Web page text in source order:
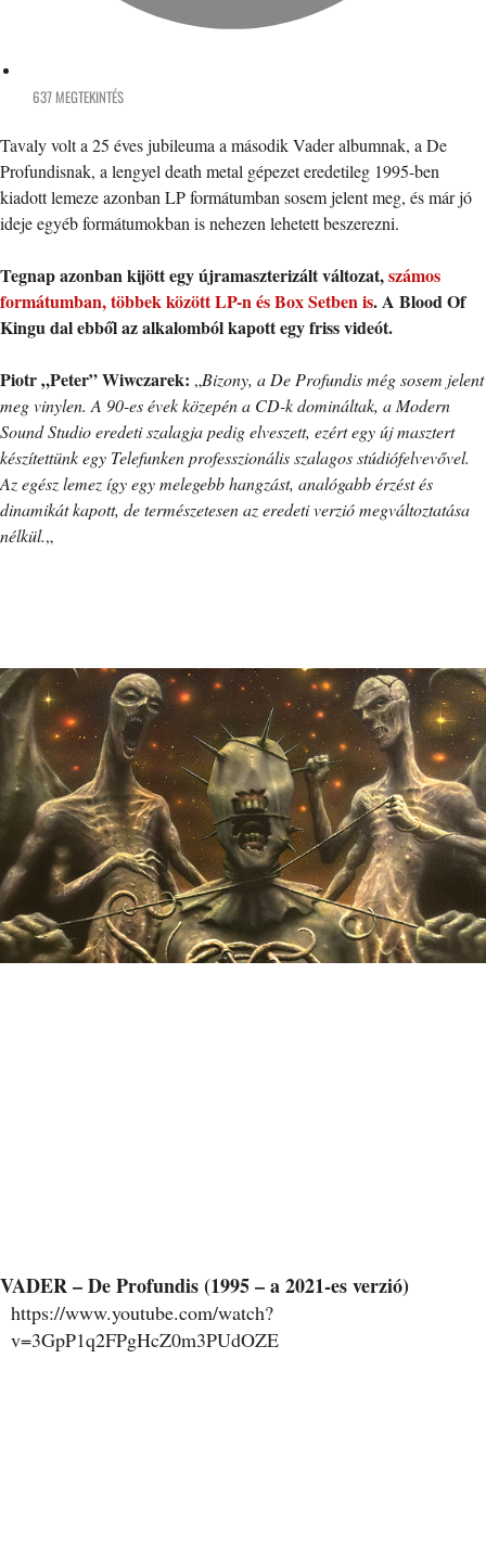
637 MEGTEKINTÉS
Tavaly volt a 25 éves jubileuma a második Vader albumnak, a De
Profundisnak, a lengyel death metal gépezet eredetileg 1995-ben
kiadott lemeze azonban LP formátumban sosem jelent meg, és már jó
ideje egyéb formátumokban is nehezen lehetett beszerezni.
Tegnap azonban kijött egy újramaszterizált változat,számos
formátumban, többek között LP-n és Box Setben is. A Blood Of
Kingu dal ebből az alkalomból kapott egy friss videót.
Piotr „Peter” Wiwczarek: „Bizony, a De Profundis még sosem jelent
meg vinylen. A 90-es évek közepén a CD-k domináltak, a Modern
Sound Studio eredeti szalagja pedig elveszett, ezért egy új masztert
készítettünk egy Telefunken professzionális szalagos stúdiófelvevővel.
Az egész lemez így egy melegebb hangzást, analógabb érzést és
dinamikát kapott, de természetesen az eredeti verzió megváltoztatása
nélkül.„
VADER – De Profundis (1995 – a 2021-es verzió)
https://www.youtube.com/watch?
v=3GpP1q2FPgHcZ0m3PUdOZE